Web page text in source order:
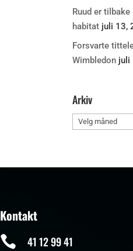
Ruud er
habitat juli 13,
Forsvarte
Wimbledon juli
Arkiv
Arkiv
Kontakt
 41 12 99 41